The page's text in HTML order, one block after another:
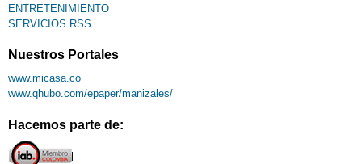
ENTRETENIMIENTO
SERVICIOS RSS
Nuestros Portales
www.micasa.co
www.qhubo.com/epaper/manizales/
Hacemos parte de: